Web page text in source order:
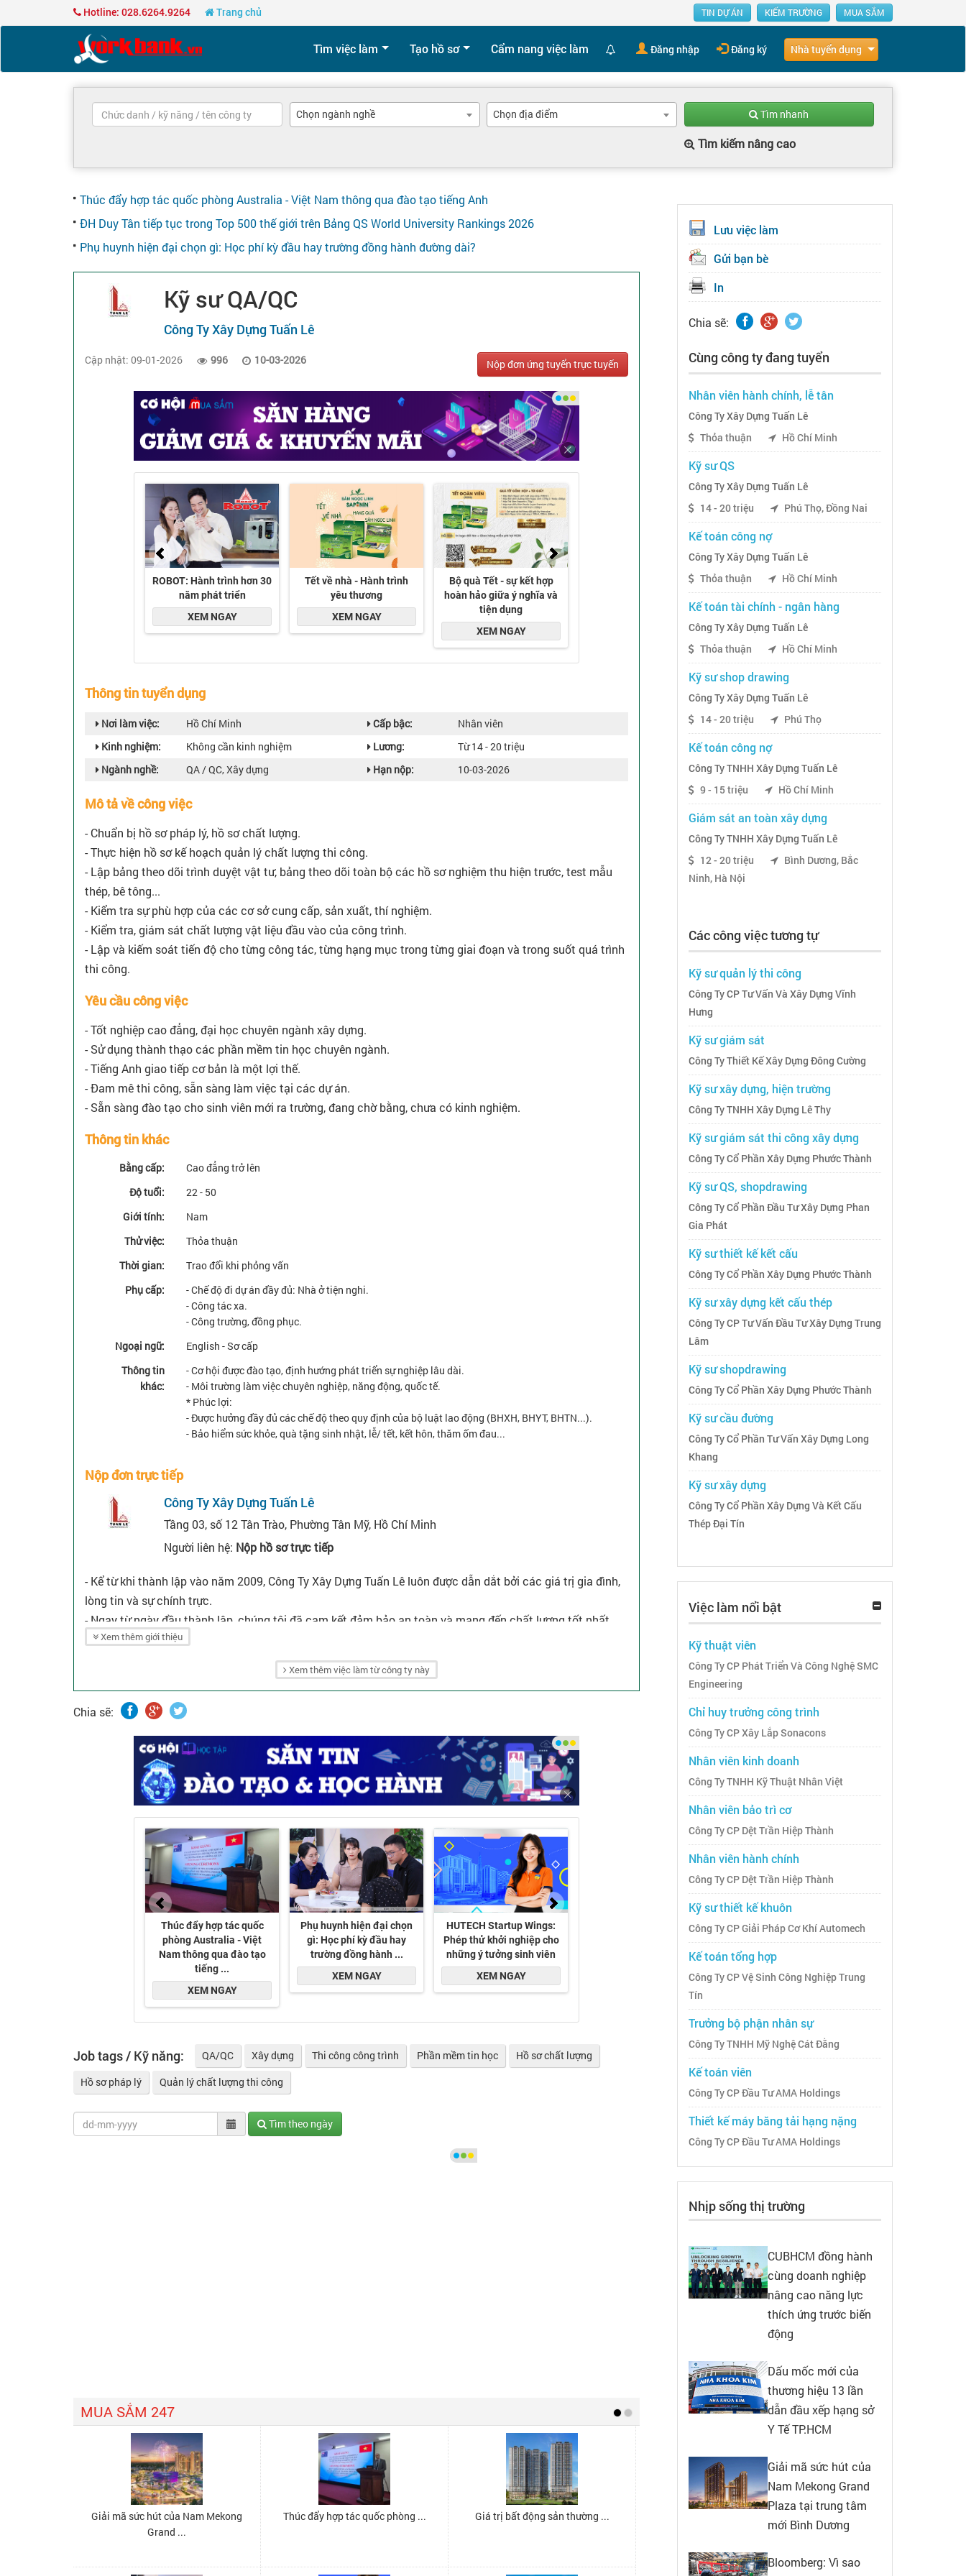
Hotline: 028.6264.9264 Trang chủ TIN DỰ ÁN KIẾM TRƯỜNG MUA SẮM
Tìm việc làm Tạo hồ sơ Cẩm nang việc làm Đăng nhập Đăng ký Nhà tuyển dụng
Chọn ngành nghề Chọn địa điểm Tìm nhanh
Tìm kiếm nâng cao
Thúc đẩy hợp tác quốc phòng Australia - Việt Nam thông qua đào tạo tiếng Anh
ĐH Duy Tân tiếp tục trong Top 500 thế giới trên Bảng QS World University Rankings 2026
Phụ huynh hiện đại chọn gì: Học phí kỳ đầu hay trường đồng hành đường dài?
Kỹ sư QA/QC
Công Ty Xây Dựng Tuấn Lê
Cập nhật: 09-01-2026 996 10-03-2026 Nộp đơn ứng tuyển trực tuyến
Thông tin tuyển dụng
Nơi làm việc:
Hồ Chí Minh
Kinh nghiệm:
Không cần kinh nghiệm
Ngành nghề:
QA / QC, Xây dựng
Cấp bậc:
Nhân viên
Lương:
Từ 14 - 20 triệu
Hạn nộp:
10-03-2026
Mô tả về công việc
- Chuẩn bị hồ sơ pháp lý, hồ sơ chất lượng.
- Thực hiện hồ sơ kế hoạch quản lý chất lượng thi công.
- Lập bảng theo dõi trình duyệt vật tư, bảng theo dõi toàn bộ các hồ sơ nghiệm thu hiện trước, test mẫu
thép, bê tông...
- Kiểm tra sự phù hợp của các cơ sở cung cấp, sản xuất, thí nghiệm.
- Kiểm tra, giám sát chất lượng vật liệu đầu vào của công trình.
- Lập và kiếm soát tiến độ cho từng công tác, từng hạng mục trong từng giai đoạn và trong suốt quá trình
thi công.
Yêu cầu công việc
- Tốt nghiệp cao đẳng, đại học chuyên ngành xây dựng.
- Sử dụng thành thạo các phần mềm tin học chuyên ngành.
- Tiếng Anh giao tiếp cơ bản là một lợi thế.
- Đam mê thi công, sẵn sàng làm việc tại các dự án.
- Sẵn sàng đào tạo cho sinh viên mới ra trường, đang chờ bằng, chưa có kinh nghiệm.
Thông tin khác
Bằng cấp:
Cao đẳng trở lên
Độ tuổi:
22 - 50
Giới tính:
Nam
Thử việc:
Thỏa thuận
Thời gian:
Trao đổi khi phỏng vấn
Phụ cấp:
- Chế độ đi dự án đầy đủ: Nhà ở tiện nghi.
- Công tác xa.
- Công trường, đồng phục.
Ngoại ngữ:
English - Sơ cấp
Thông tin
khác:
- Cơ hội được đào tạo, định hướng phát triển sự nghiệp lâu dài.
- Môi trường làm việc chuyên nghiệp, năng động, quốc tế.
* Phúc lợi:
- Được hưởng đầy đủ các chế độ theo quy định của bộ luật lao động (BHXH, BHYT, BHTN...).
- Bảo hiểm sức khỏe, quà tặng sinh nhật, lễ/ tết, kết hôn, thăm ốm đau...
Nộp đơn trực tiếp
Công Ty Xây Dựng Tuấn Lê
Tầng 03, số 12 Tân Trào, Phường Tân Mỹ, Hồ Chí Minh
Người liên hệ: Nộp hồ sơ trực tiếp
- Kể từ khi thành lập vào năm 2009, Công Ty Xây Dựng Tuấn Lê luôn được dẫn dắt bởi các giá trị gia đình,
lòng tin và sự chính trực.
- Ngay từ ngày đầu thành lập, chúng tôi đã cam kết đảm bảo an toàn và mang đến chất lượng tốt nhất
cho khách hàng và nhân viên. Những nền tảng này đã tạo nên di sản của chúng tôi với hơn 100 dự án đã
được hoàn thành thành công trên khắp Việt Nam.
- Chúng tôi tự hào là một trong những công ty xây dựng tư nhân tiên tiến và sáng tạo nhất tại Việt Nam.
Xem thêm giới thiệu
Xem thêm việc làm từ công ty này
Chia sẽ:
Job tags / Kỹ năng: QA/QC Xây dựng Thi công công trình Phần mềm tin học
Hồ sơ chất lượng
Hồ sơ pháp lý
Quản lý chất lượng thi công
Tìm theo ngày
Lưu việc làm
Gửi bạn bè
In
Chia sẽ:
Cùng công ty đang tuyển
Nhân viên hành chính, lễ tân
Công Ty Xây Dựng Tuấn Lê
Thỏa thuận
Hồ Chí Minh
Kỹ sư QS
Công Ty Xây Dựng Tuấn Lê
14 - 20 triệu
Phú Thọ, Đồng Nai
Kế toán công nợ
Công Ty Xây Dựng Tuấn Lê
Thỏa thuận
Hồ Chí Minh
Kế toán tài chính - ngân hàng
Công Ty Xây Dựng Tuấn Lê
Thỏa thuận
Hồ Chí Minh
Kỹ sư shop drawing
Công Ty Xây Dựng Tuấn Lê
14 - 20 triệu
Phú Thọ
Kế toán công nợ
Công Ty TNHH Xây Dựng Tuấn Lê
9 - 15 triệu
Hồ Chí Minh
Giám sát an toàn xây dựng
Công Ty TNHH Xây Dựng Tuấn Lê
12 - 20 triệu
Bình Dương, Bắc
Ninh, Hà Nội
Các công việc tương tự
Kỹ sư quản lý thi công
Công Ty CP Tư Vấn Và Xây Dựng Vĩnh
Hưng
Kỹ sư giám sát
Công Ty Thiết Kế Xây Dựng Đông Cường
Kỹ sư xây dựng, hiện trường
Công Ty TNHH Xây Dựng Lê Thy
Kỹ sư giám sát thi công xây dựng
Công Ty Cổ Phần Xây Dựng Phước Thành
Kỹ sư QS, shopdrawing
Công Ty Cổ Phần Đầu Tư Xây Dựng Phan
Gia Phát
Kỹ sư thiết kế kết cấu
Công Ty Cổ Phần Xây Dựng Phước Thành
Kỹ sư xây dựng kết cấu thép
Công Ty CP Tư Vấn Đầu Tư Xây Dựng Trung
Lâm
Kỹ sư shopdrawing
Công Ty Cổ Phần Xây Dựng Phước Thành
Kỹ sư cầu đường
Công Ty Cổ Phần Tư Vấn Xây Dựng Long
Khang
Kỹ sư xây dựng
Công Ty Cổ Phần Xây Dựng Và Kết Cấu
Thép Đại Tín
Việc làm nổi bật
Kỹ thuật viên
Công Ty CP Phát Triển Và Công Nghệ SMC
Engineering
Chỉ huy trưởng công trình
Công Ty CP Xây Lắp Sonacons
Nhân viên kinh doanh
Công Ty TNHH Kỹ Thuật Nhân Việt
Nhân viên bảo trì cơ
Công Ty CP Dệt Trần Hiệp Thành
Nhân viên hành chính
Công Ty CP Dệt Trần Hiệp Thành
Kỹ sư thiết kế khuôn
Công Ty CP Giải Pháp Cơ Khí Automech
Kế toán tổng hợp
Công Ty CP Vệ Sinh Công Nghiệp Trung
Tín
Trưởng bộ phận nhân sự
Công Ty TNHH Mỹ Nghệ Cát Đằng
Kế toán viên
Công Ty CP Đầu Tư AMA Holdings
Thiết kế máy băng tải hạng nặng
Công Ty CP Đầu Tư AMA Holdings
Nhịp sống thị trường
CUBHCM đồng hành
cùng doanh nghiệp
nâng cao năng lực
thích ứng trước biến
động
Dấu mốc mới của
thương hiệu 13 lần
dẫn đầu xếp hạng sở
Y Tế TP.HCM
Giải mã sức hút của
Nam Mekong Grand
Plaza tại trung tâm
mới Bình Dương
Bloomberg: Vì sao